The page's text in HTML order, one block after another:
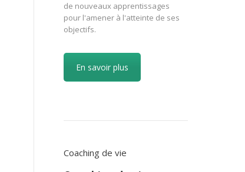
de nouveaux apprentissages
pour l'amener à l'atteinte de ses
objectifs.
En savoir plus
Coaching de vie